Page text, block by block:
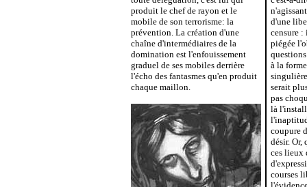
produit le chef de rayon et le
mobile de son terrorisme: la
prévention. La création d'une
chaîne d'intermédiaires de la
domination est l'enfouissement
graduel de ses mobiles derrière
l'écho des fantasmes qu'en produit
chaque maillon.
d'une
censure
piégée
à la
serait
pas
là
coupure
désir. Or,
ces lieux
courses